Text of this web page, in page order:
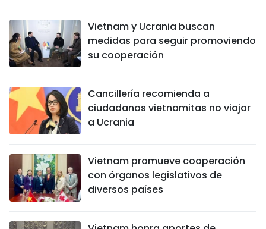
Vietnam y Ucrania buscan
medidas para seguir promoviendo
su cooperación
Cancillería recomienda a
ciudadanos vietnamitas no viajar
a Ucrania
Vietnam promueve cooperación
con órganos legislativos de
diversos países